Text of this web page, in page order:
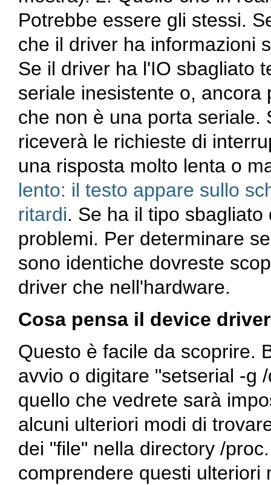
Potrebbe essere gli stessi.
che il driver ha informazioni
Se il driver ha l'IO sbagliato
seriale inesistente o,
che non è una porta seriale.
riceverà le richieste di
una risposta molto lenta o
lento: il testo appare sullo
ritardi. Se ha il tipo
problemi. Per determinare
sono identiche dovreste
driver che nell'hardware.
Cosa pensa il device
Questo è facile da scoprire.
avvio o digitare "setserial -g
quello che vedrete sarà
alcuni ulteriori modi di
dei "file" nella directory /
comprendere questi ulteriori